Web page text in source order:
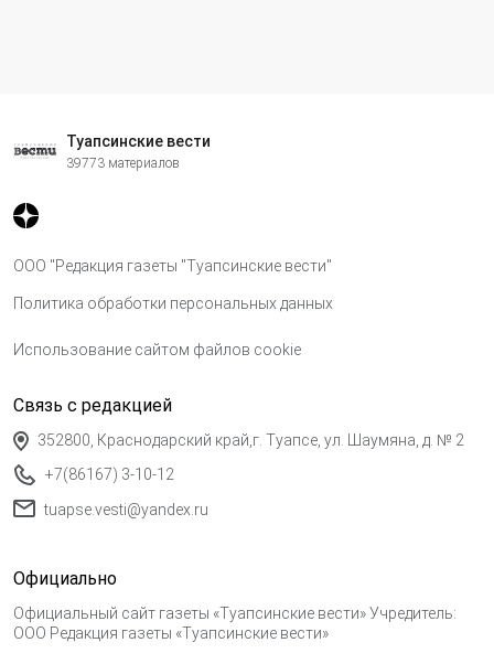
Туапсинские вести
39773 материалов
ООО "Редакция газеты "Туапсинские вести"
Политика обработки персональных данных
Использование сайтом файлов cookie
Связь с редакцией
352800, Краснодарский край,г. Туапсе, ул. Шаумяна, д. № 2
+7(86167) 3-10-12
tuapse.vesti@yandex.ru
Официально
Официальный сайт газеты «Туапсинские вести» Учредитель:
ООО Редакция газеты «Туапсинские вести»